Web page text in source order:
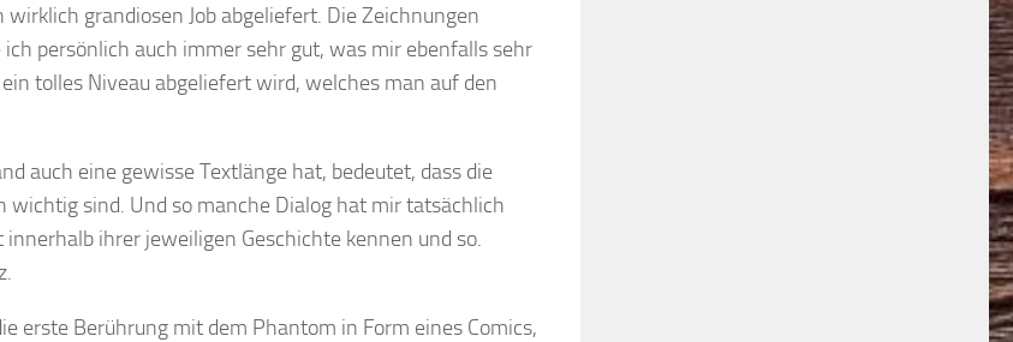
grandiosen Job abgeliefert. Die Zeichnungen
persönlich auch immer sehr gut, was mir ebenfalls sehr
tolles Niveau abgeliefert wird, welches man auf den
auch eine gewisse Textlänge hat, bedeutet, dass die
wichtig sind. Und so manche Dialog hat mir tatsächlich
ihrer jeweiligen Geschichte kennen und so.
erste Berührung mit dem Phantom in Form eines Comics,